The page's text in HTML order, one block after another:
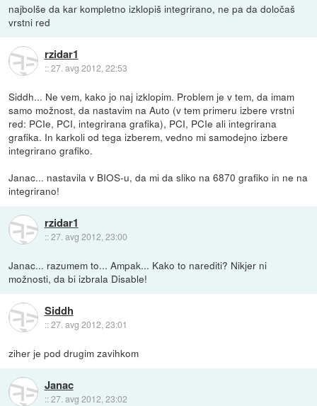
najbolše da kar kompletno izklopiš integrirano, ne pa da določaš
vrstni red
rzidar1
::27. avg 2012, 22:53
Siddh... Ne vem, kako jo naj izklopim. Problem je v tem, da imam
samo možnost, da nastavim na Auto (v tem primeru izbere vrstni
red: PCIe, PCI, integrirana grafika), PCI, PCIe ali integrirana
grafika. In karkoli od tega izberem, vedno mi samodejno izbere
integrirano grafiko.
Janac... nastavila v BIOS-u, da mi da sliko na 6870 grafiko in ne na
integrirano!
rzidar1
::27. avg 2012, 23:00
Janac... razumem to... Ampak... Kako to narediti? Nikjer ni
možnosti, da bi izbrala Disable!
Siddh
::27. avg 2012, 23:01
ziher je pod drugim zavihkom
Janac
::27. avg 2012, 23:02